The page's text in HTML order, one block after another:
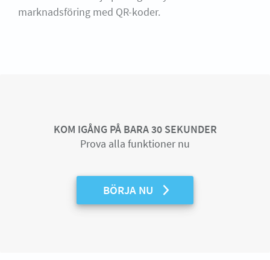
marknadsföring med QR-koder.
KOM IGÅNG PÅ BARA 30 SEKUNDER
Prova alla funktioner nu
BÖRJA NU